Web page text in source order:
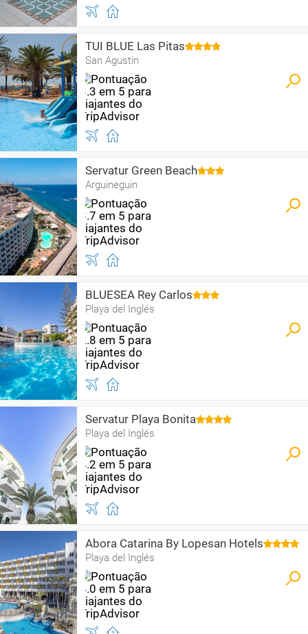
TUI BLUE Las Pitas
San Agustin
Servatur Green Beach
Arguineguin
BLUESEA Rey Carlos
Playa del Inglés
Servatur Playa Bonita
Playa del Inglés
Abora Catarina By Lopesan Hotels
Playa del Inglés